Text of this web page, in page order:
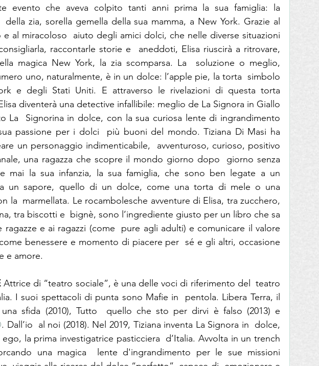
evento che aveva colpito tanti anni prima la sua famiglia: la
della zia, sorella gemella della sua mamma, a New York. Grazie al
al miracoloso  aiuto degli amici dolci, che nelle diverse situazioni
raccontarle storie e  aneddoti, Elisa riuscirà a ritrovare,
magica New York, la zia scomparsa. La  soluzione o meglio,
uno, naturalmente, è in un dolce: l’apple pie, la torta  simbolo
e degli Stati Uniti. E attraverso le rivelazioni di questa torta
diventerà una detective infallibile: meglio de La Signora in Giallo
La  Signorina in dolce, con la sua curiosa lente di ingrandimento
passione per i dolci  più buoni del mondo. Tiziana Di Masi ha
un personaggio indimenticabile,  avventuroso, curioso, positivo
una ragazza che scopre il mondo giorno dopo  giorno senza
mai la sua infanzia, la sua famiglia, che sono ben legate a un
un sapore, quello di un dolce, come una torta di mele o una
la  marmellata. Le rocambolesche avventure di Elisa, tra zucchero,
tra biscotti e  bignè, sono l’ingrediente giusto per un libro che sa
ragazze e ai ragazzi (come  pure agli adulti) e comunicare il valore
benessere e momento di piacere per  sé e gli altri, occasione
e amore.
Attrice di “teatro sociale”, è una delle voci di riferimento del  teatro
I suoi spettacoli di punta sono Mafie in  pentola. Libera Terra, il
. Dall’io  al noi (2018). Nel 2019, Tiziana inventa La Signora in  dolce,
la prima investigatrice pasticciera  d’Italia. Avvolta in un trench
una magica  lente d'ingrandimento per le sue missioni